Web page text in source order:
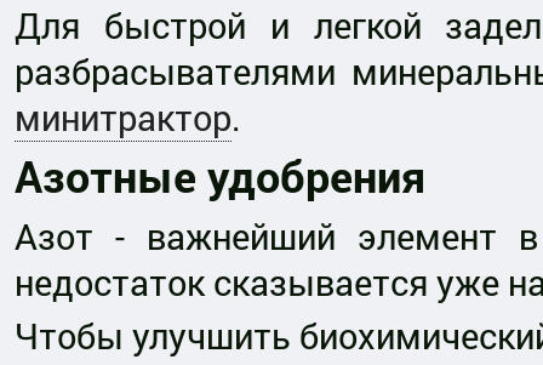
Для быстрой и легкой
разбрасывателями
минитрактор.
Азотные удобрения
Азот - важнейший элемент в
недостаток сказывается уже
Чтобы улучшить